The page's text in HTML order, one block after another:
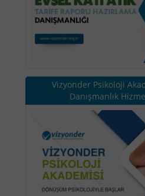
Vizyonder Psikoloji
Danışmanlık